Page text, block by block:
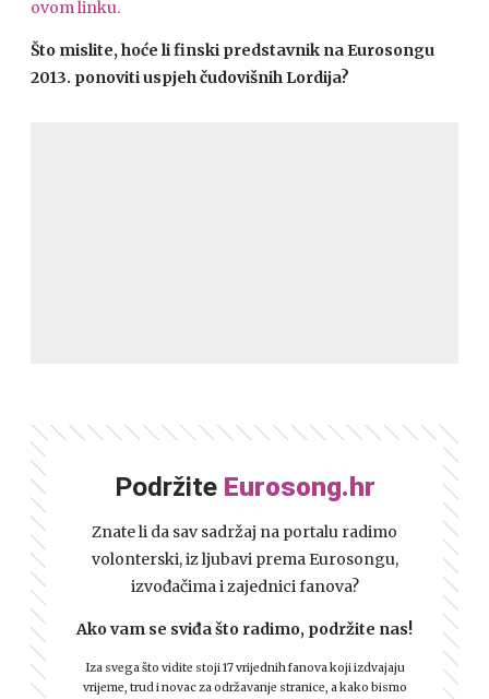
ovom linku.
Što mislite, hoće li finski predstavnik na Eurosongu
2013. ponoviti uspjeh čudovišnih Lordija?
Podržite Eurosong.hr
Znate li da sav sadržaj na portalu radimo
volonterski, iz ljubavi prema Eurosongu,
izvođačima i zajednici fanova?
Ako vam se sviđa što radimo, podržite nas!
Iza svega što vidite stoji 17 vrijednih fanova koji izdvajaju
vrijeme, trud i novac za održavanje stranice, a kako bismo